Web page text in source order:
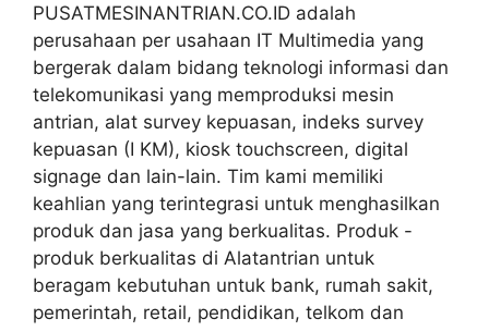
PUSATMESINANTRIAN.CO.ID adalah
perusahaan per usahaan IT Multimedia yang
bergerak dalam bidang teknologi informasi dan
telekomunikasi yang memproduksi mesin
antrian, alat survey kepuasan, indeks survey
kepuasan (I KM), kiosk touchscreen, digital
signage dan lain-lain. Tim kami memiliki
keahlian yang terintegrasi untuk menghasilkan
produk dan jasa yang berkualitas. Produk -
produk berkualitas di Alatantrian untuk
beragam kebutuhan untuk bank, rumah sakit,
pemerintah, retail, pendidikan, telkom dan